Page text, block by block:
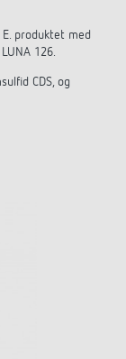
produktet med
126.
CDS, og